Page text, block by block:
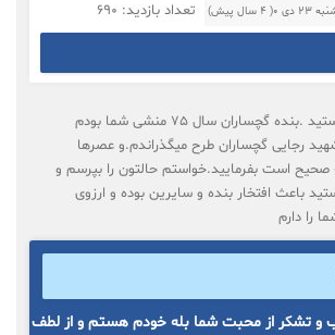
4 سال پیش) تعداد بازدید: 690
سلام دکتر .خوب هستید .بنده گچساران سال 75 منشی شما بودم
رجایی گچساران طرح میگذراندم.و عصرها
است بفرمایید.خواستم حالتون را بپرسم و
باعث افتخار بنده و سایرین بوده و ارزوی
را دارم
و تشکر از محبت شما بله خودم هستم و از لطف